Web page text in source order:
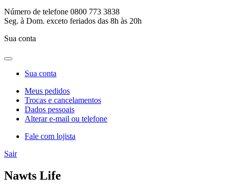
Número de telefone 0800 773 3838
Seg. à Dom. exceto feriados das 8h às 20h
Sua conta
Sua conta
Meus pedidos
Trocas e cancelamentos
Dados pessoais
Alterar e-mail ou telefone
Fale com lojista
Sair
Nawts Life